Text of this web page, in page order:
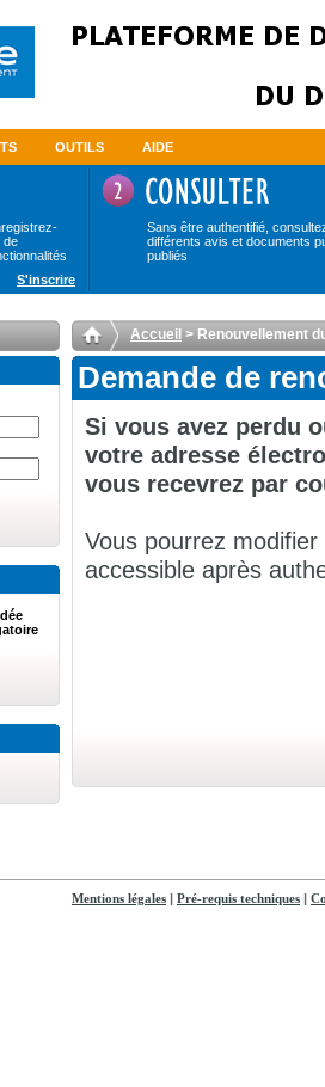
OUTILS AIDE
de
Sans être authentifié,
différents avis et documents
publiés
S'inscrire
Accueil > Renouvellement
Demande de
Si vous avez perdu
votre adresse
vous recevrez par
Vous pourrez
accessible après
Mentions légales Pré-requis techniques